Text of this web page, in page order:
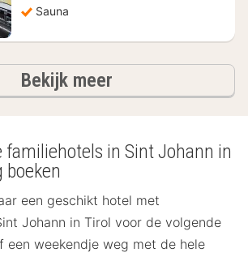
Sauna
Bekijk meerhotels
familiehotels in Sint Johann in
boeken
een geschikt hotel met
Johann in Tirol voor de volgende
een weekendje weg met de hele